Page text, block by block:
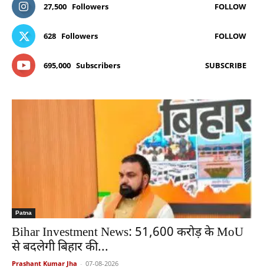
27,500 Followers FOLLOW
628 Followers FOLLOW
695,000 Subscribers SUBSCRIBE
Patna
Bihar Investment News: 51,600 करोड़ के MoU
से बदलेगी बिहार की...
Prashant Kumar Jha - 07-08-2026